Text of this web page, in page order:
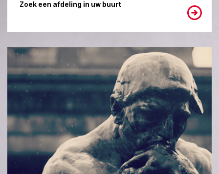
Zoek een afdeling in uw buurt